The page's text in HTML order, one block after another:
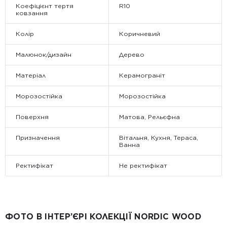
Коефіцієнт тертя
ковзання
R10
Колір Коричневий
Малюнок/дизайн Дерево
Матеріал Керамограніт
Морозостійка Морозостійка
Поверхня Матова, Рельєфна
Призначення
Вітальня, Кухня, Тераса,
Ванна
Ректифікат Не ректифікат
ФОТО В ІНТЕР’ЄРІ КОЛЕКЦІЇ NORDIC WOOD